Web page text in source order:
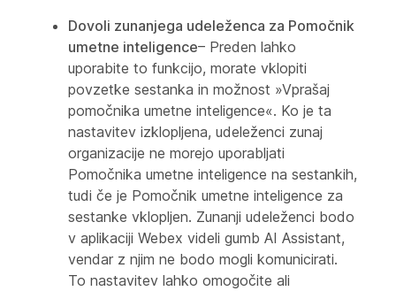
Dovoli zunanjega udeleženca za Pomočnik
umetne inteligence– Preden lahko
uporabite to funkcijo, morate vklopiti
povzetke sestanka in možnost »Vprašaj
pomočnika umetne inteligence«. Ko je ta
nastavitev izklopljena, udeleženci zunaj
organizacije ne morejo uporabljati
Pomočnika umetne inteligence na sestankih,
tudi če je Pomočnik umetne inteligence za
sestanke vklopljen. Zunanji udeleženci bodo
v aplikaciji Webex videli gumb AI Assistant,
vendar z njim ne bodo mogli komunicirati.
To nastavitev lahko omogočite ali